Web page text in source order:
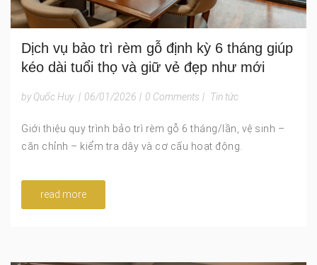
Dịch vụ bảo trì rèm gỗ định kỳ 6 tháng giúp
kéo dài tuổi thọ và giữ vẻ đẹp như mới
by Quốc Huy | 06/01/2026 | 0 Comments | Tin tức
Giới thiệu quy trình bảo trì rèm gỗ 6 tháng/lần, vệ sinh –
căn chỉnh – kiểm tra dây và cơ cấu hoạt động.
read more